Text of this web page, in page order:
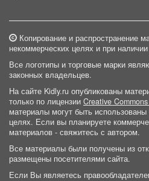
Копирование и распространение
некоммерческих целях и при
Все логотипы и торговые марки
законных владельцев.
На сайте Kidly.ru опубликованы
только по лицензии Creative
материалы могут быть
целях. Если вы планируете
материалов - свяжитесь с автором.
Все материалы были получены из
размещены посетителями сайта.
Если Вы являетесь